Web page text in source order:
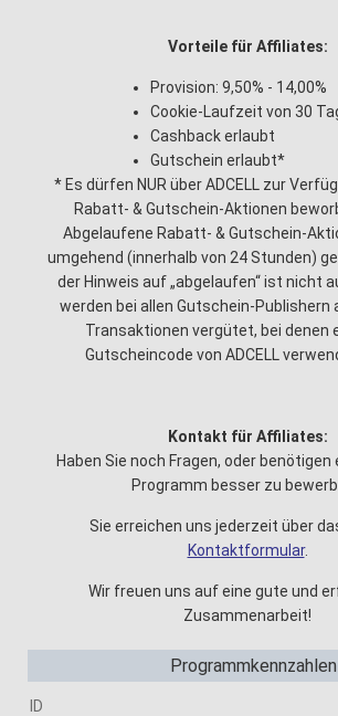
Vorteile für Affiliates:
Provision: 9,50% - 14,00%
Cookie-Laufzeit von 30
Cashback erlaubt
Gutschein erlaubt*
* Es dürfen NUR über ADCELL zur
Rabatt- & Gutschein-Aktionen
Abgelaufene Rabatt- & Gutschein-
umgehend (innerhalb von 24 Stunden)
der Hinweis auf „abgelaufen“ ist nicht
werden bei allen Gutschein-Publishern
Transaktionen vergütet, bei denen
Gutscheincode von ADCELL
Kontakt für Affiliates:
Haben Sie noch Fragen, oder
Programm besser zu
Sie erreichen uns jederzeit über
Kontaktformular.
Wir freuen uns auf eine gute und
Zusammenarbeit!
Programmkennzahlen
ID